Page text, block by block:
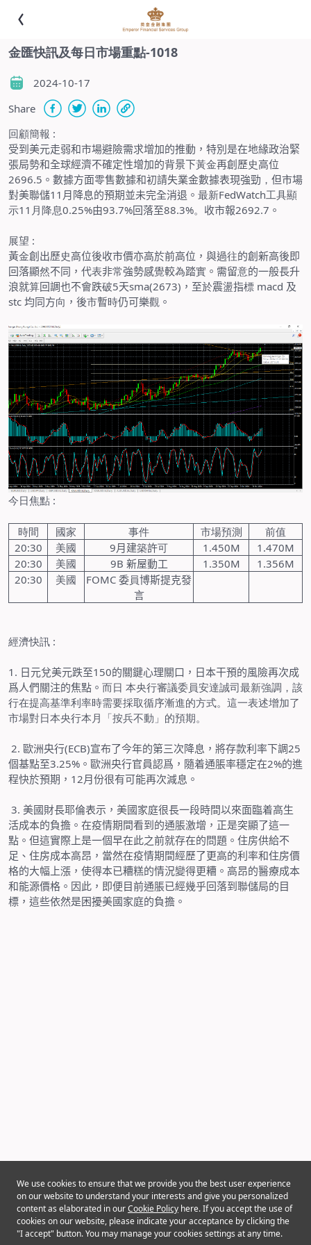
金匯快訊及每日市場重點-1018
2024-10-17
Share
回顧簡報 :
受到美元走弱和市場避險需求增加的推動，特別是在地緣政治緊
張局勢和全球經濟不確定性增加的背景下黃金再創歷史高位
2696.5 。數據方面零售數據和初請失業金數據表現強勁 ， 但市場
對美聯儲11 月降息的預期並未完全消退。 最新FedWatch工具顯
示11 月降息0.25%由93.7%回落至88.3%。 收市報2692.7 。
展望 :
黃金創出歷史高位後收市價亦高於前高位，與過往的創新高後即
回落顯然不同，代表非常強勢感覺較為踏實 。需留意的一般長升
浪就算回調也不會跌破5天sma(2673) ，至於震盪指標 macd 及
stc 均同方向 ，後市暫時仍可樂觀 。
今日焦點 :
時間 國家 事件 市場預測
前值
20:30
美國 9月建築許可 1.450M
1.470M
20:30
美國 9B 新屋動工 1.350M
1.356M
20:30
美國 FOMC 委員博斯提克發
言
經濟快訊 :
1. 日元兌美元跌至150的關鍵心理關口，日本干預的風險再次成
爲人們關注的焦點。 而日 本央行審議委員安達誠司最新強調，該
行在提高基準利率時需要採取循序漸進的方式。這一表述增加了
市場對日本央行本月「按兵不動」的預期。
2. 歐洲央行(ECB)宣布了今年的第三次降息，將存款利率下調25
個基點至3.25% 。歐洲央行官員認爲，隨着通脹率穩定在2%的進
程快於預期， 12月份很有可能再次減息。
3. 美國財長耶倫表示，美國家庭很長一段時間以來面臨着高生
活成本的負擔。在疫情期間看到的通脹激增，正是突顯了這一
點。但這實際上是一個早在此之前就存在的問題。住房供給不
足、住房成本高昂，當然在疫情期間經歷了更高的利率和住房價
格的大幅上漲，使得本已糟糕的情況變得更糟。高昂的醫療成本
和能源價格。因此，即便目前通脹已經幾乎回落到聯儲局的目
標，這些依然是困擾美國家庭的負擔。
We use cookies to ensure that we provide you the best user experience
on our website to understand your interests and give you personalized
content as elaborated in ourCookie Policy here. If you accept the use of
cookies on our website, please indicate your acceptance by clicking the
"I accept" button. You may manage your cookies settings at any time.